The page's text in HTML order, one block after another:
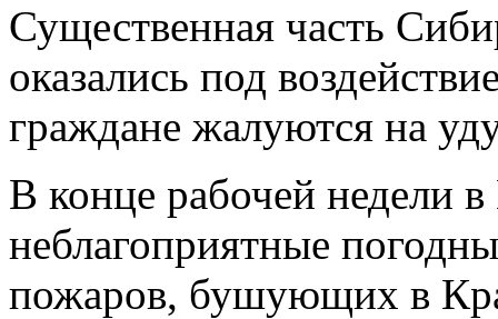
Существенная часть
оказались под
граждане жалуются на
В конце рабочей недели
неблагоприятные
пожаров, бушующих в